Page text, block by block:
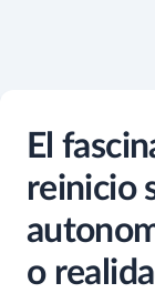
El
reinicio
o